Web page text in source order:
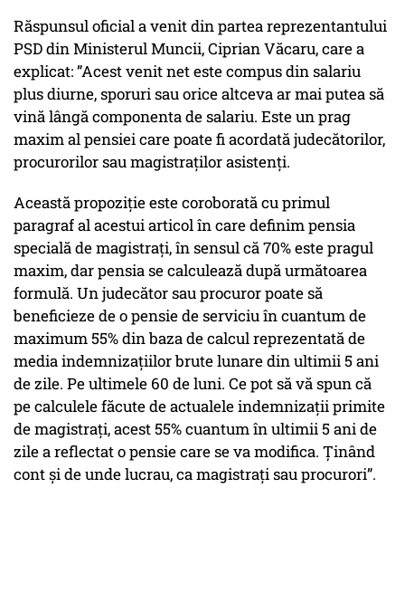
Răspunsul oficial a venit din partea reprezentantului
PSD din Ministerul Muncii, Ciprian Văcaru, care a
explicat: ”Acest venit net este compus din salariu
plus diurne, sporuri sau orice altceva ar mai putea să
vină lângă componenta de salariu. Este un prag
maxim al pensiei care poate fi acordată judecătorilor,
procurorilor sau magistraților asistenți.
Această propoziție este coroborată cu primul
paragraf al acestui articol în care definim pensia
specială de magistrați, în sensul că 70% este pragul
maxim, dar pensia se calculează după următoarea
formulă. Un judecător sau procuror poate să
beneficieze de o pensie de serviciu în cuantum de
maximum 55% din baza de calcul reprezentată de
media indemnizațiilor brute lunare din ultimii 5 ani
de zile. Pe ultimele 60 de luni. Ce pot să vă spun că
pe calculele făcute de actualele indemnizații primite
de magistrați, acest 55% cuantum în ultimii 5 ani de
zile a reflectat o pensie care se va modifica. Ținând
cont și de unde lucrau, ca magistrați sau procurori”.